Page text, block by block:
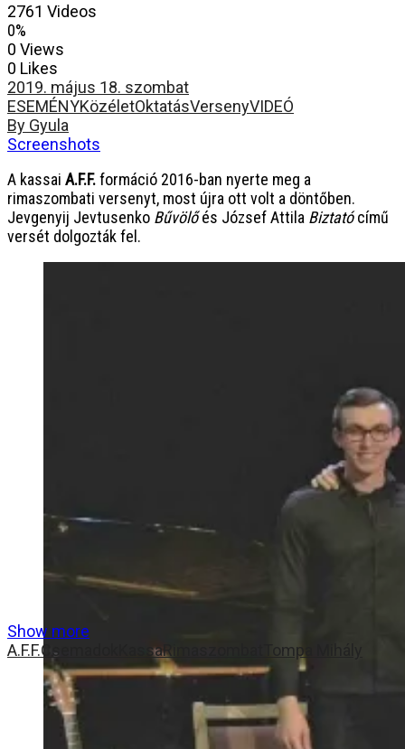
2761 Videos
0%
0 Views
0 Likes
2019. május 18. szombat
ESEMÉNYKözéletOktatásVersenyVIDEÓ
By Gyula
Screenshots
A kassai A.F.F.formáció 2016-ban nyerte meg a
rimaszombati versenyt, most újra ott volt a döntőben.
Jevgenyij Jevtusenko Bűvölőés József Attila Biztatócímű
versét dolgozták fel.
Show more
A.F.F.Csemadok KassaRimaszombat Tompa Mihály